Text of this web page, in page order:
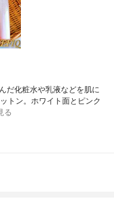
だ化粧水や乳液などを肌に
トン。ホワイト面とピンク
る